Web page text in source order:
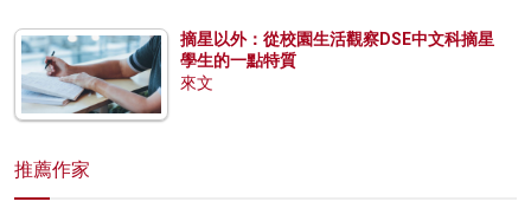
摘星以外：從校園生活觀察DSE中文科摘星
學生的一點特質
來文
推薦作家